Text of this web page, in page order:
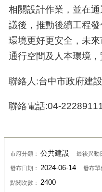
相關設計作業，並在
議後，推動後續工程
環境更好更安全，未
通行空間及人本環境，
聯絡人:台中市政府建
聯絡電話:04-
市府分類： 公共建設 最後異動
發布日期： 2024-06-14 發布單
點閱次數： 2400